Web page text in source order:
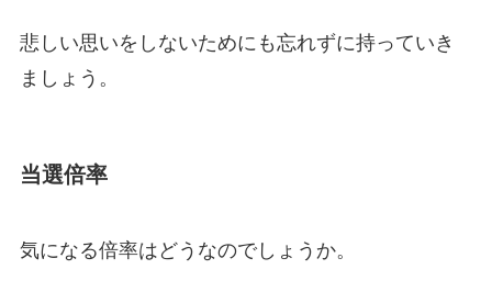
悲しい思いをしないためにも忘れずに持っていき
ましょう。
当選倍率
気になる倍率はどうなのでしょうか。